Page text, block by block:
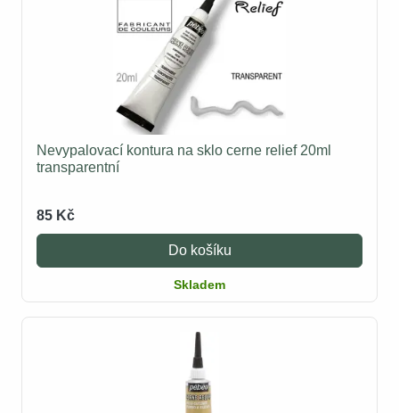
Nevypalovací kontura na sklo cerne relief 20ml
transparentní
85 Kč
Do košíku
Skladem